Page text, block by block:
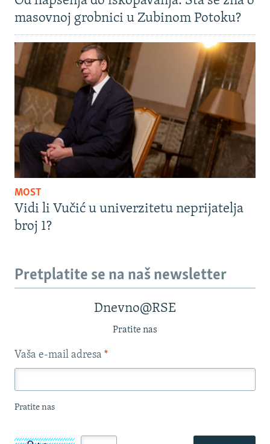
masovnoj grobnici u Zubinom Potoku?
MOST
Vidi li Vučić u univerzitetu neprijatelja
broj 1?
Pretplatite se na naš newsletter
Dnevno@RSE
Pratite nas
Vaša e-mail adresa *
Pratite nas